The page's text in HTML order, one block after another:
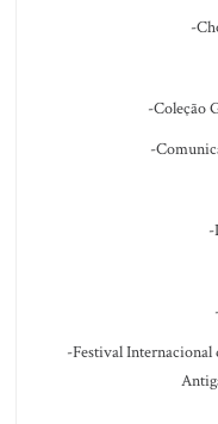
-
-Coleção
-
-
-Festival